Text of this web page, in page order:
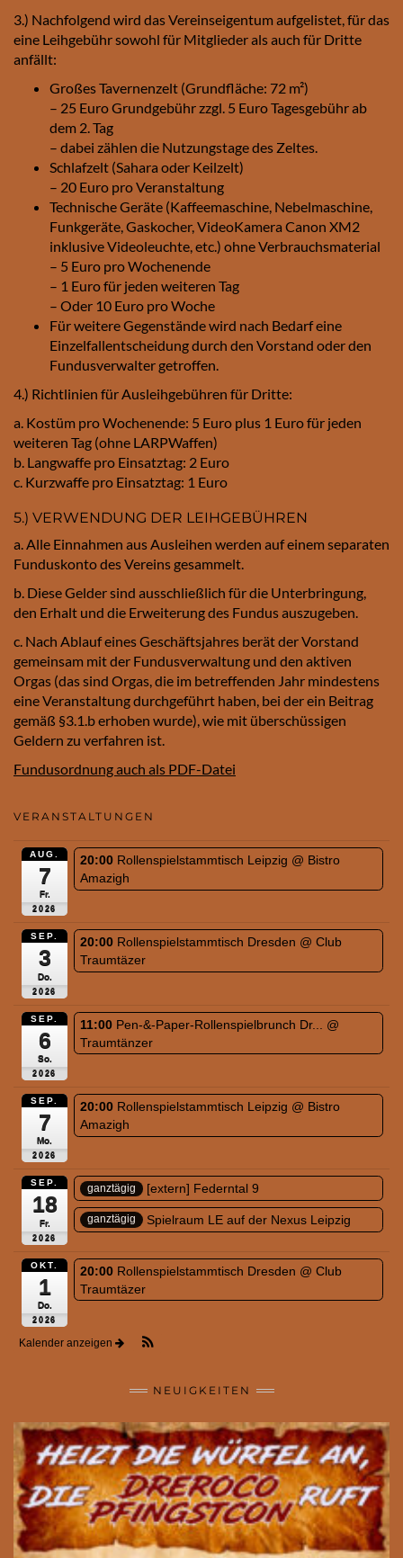
3.) Nachfolgend wird das Vereinseigentum aufgelistet, für das
eine Leihgebühr sowohl für Mitglieder als auch für Dritte
anfällt:
Großes Tavernenzelt (Grundfläche: 72 m²)
– 25 Euro Grundgebühr zzgl. 5 Euro Tagesgebühr ab
dem 2. Tag
– dabei zählen die Nutzungstage des Zeltes.
Schlafzelt (Sahara oder Keilzelt)
– 20 Euro pro Veranstaltung
Technische Geräte (Kaffeemaschine, Nebelmaschine,
Funkgeräte, Gaskocher, VideoKamera Canon XM2
inklusive Videoleuchte, etc.) ohne Verbrauchsmaterial
– 5 Euro pro Wochenende
– 1 Euro für jeden weiteren Tag
– Oder 10 Euro pro Woche
Für weitere Gegenstände wird nach Bedarf eine
Einzelfallentscheidung durch den Vorstand oder den
Fundusverwalter getroffen.
4.) Richtlinien für Ausleihgebühren für Dritte:
a. Kostüm pro Wochenende: 5 Euro plus 1 Euro für jeden
weiteren Tag (ohne LARPWaffen)
b. Langwaffe pro Einsatztag: 2 Euro
c. Kurzwaffe pro Einsatztag: 1 Euro
5.) VERWENDUNG DER LEIHGEBÜHREN
a. Alle Einnahmen aus Ausleihen werden auf einem separaten
Funduskonto des Vereins gesammelt.
b. Diese Gelder sind ausschließlich für die Unterbringung,
den Erhalt und die Erweiterung des Fundus auszugeben.
c. Nach Ablauf eines Geschäftsjahres berät der Vorstand
gemeinsam mit der Fundusverwaltung und den aktiven
Orgas (das sind Orgas, die im betreffenden Jahr mindestens
eine Veranstaltung durchgeführt haben, bei der ein Beitrag
gemäß §3.1.b erhoben wurde), wie mit überschüssigen
Geldern zu verfahren ist.
Fundusordnung auch als PDF-Datei
VERANSTALTUNGEN
AUG.
7
Fr.
2026
20:00 Rollenspielstammtisch Leipzig @ Bistro
Amazigh
SEP.
3
Do.
2026
20:00 Rollenspielstammtisch Dresden @ Club
Traumtäzer
SEP.
6
So.
2026
11:00 Pen-&-Paper-Rollenspielbrunch Dr... @
Traumtänzer
SEP.
7
Mo.
2026
20:00 Rollenspielstammtisch Leipzig @ Bistro
Amazigh
SEP.
18
Fr.
2026
ganztägig [extern] Federntal 9
ganztägig Spielraum LE auf der Nexus Leipzig
OKT.
1
Do.
2026
20:00 Rollenspielstammtisch Dresden @ Club
Traumtäzer
Kalender anzeigen
NEUIGKEITEN